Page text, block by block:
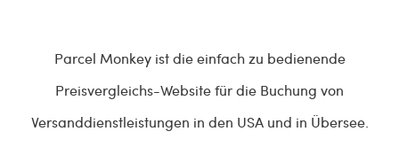
Parcel Monkey ist die einfach zu bedienende
Preisvergleichs-Website für die Buchung von
Versanddienstleistungen in den USA und in Übersee.